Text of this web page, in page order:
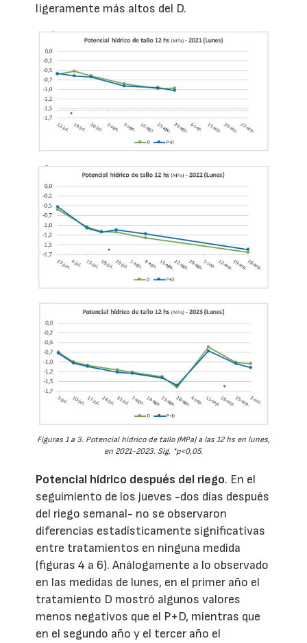
ligeramente más altos del D.
Figuras 1 a 3. Potencial hídrico de tallo (MPa) a las 12 hs en lunes,
en 2021-2023. Sig. *p<0,05.
Potencial hídrico después del riego. En el
seguimiento de los jueves -dos días después
del riego semanal- no se observaron
diferencias estadísticamente significativas
entre tratamientos en ninguna medida
(figuras 4 a 6). Análogamente a lo observado
en las medidas de lunes, en el primer año el
tratamiento D mostró algunos valores
menos negativos que el P+D, mientras que
en el segundo año y el tercer año el